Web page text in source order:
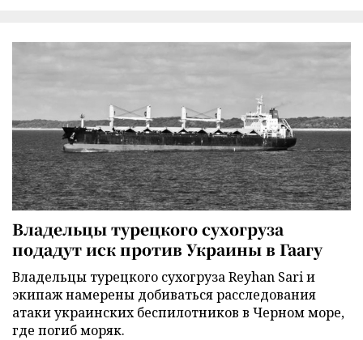
Владельцы турецкого сухогруза
подадут иск против Украины в Гаагу
Владельцы турецкого сухогруза Reyhan Sari и
экипаж намерены добиваться расследования
атаки украинских беспилотников в Черном море,
где погиб моряк.